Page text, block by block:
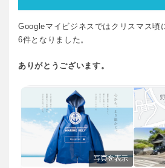
Googleマイビジネスではクリスマス頃
6件となりました。
ありがとうございます。